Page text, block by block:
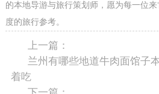
的本地导游与旅行策划师，愿为每一位
度的旅行参考。
上一篇：
兰州有哪些地道牛肉面馆子
着吃